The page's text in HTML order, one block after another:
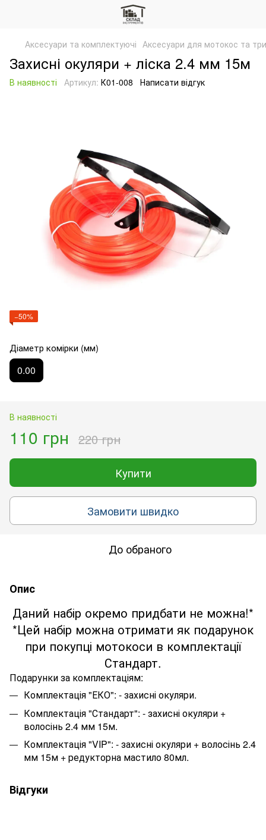
Аксесуари та комплектуючі Аксесуари для мотокос та
Захисні окуляри + ліска 2.4 мм 15м
В наявності Артикул: К01-008 Написати відгук
−50%
Діаметр комірки (мм)
0.00
В наявності
110 грн 220 грн
Купити
Замовити швидко
До обраного
Опис
Даний набір окремо придбати не можна!*
*Цей набір можна отримати як подарунок
при покупці мотокоси в комплектації
Стандарт.
Подарунки за комплектаціям:
Комплектація "ЕКО": - захисні окуляри.
Комплектація "Стандарт": - захисні окуляри +
волосінь 2.4 мм 15м.
Комплектація "VIP": - захисні окуляри + волосінь 2.4
мм 15м + редукторна мастило 80мл.
Відгуки